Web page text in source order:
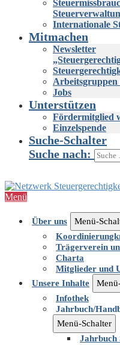
Internationale
Mitmachen
Newsletter
Jobs
Unterstützen
Fördermitglied
Einzelspende
Suche-Schalter
Suche nach:
Menü
Über uns
Menü-
Trägerverein
Charta
Mitglieder und
Unsere Inhalte
Infothek
Jahrbuch/
Menü-Schalter
Jahrbuch